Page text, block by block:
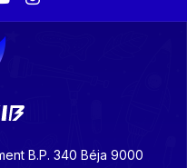
B.P. 340 Béja 9000